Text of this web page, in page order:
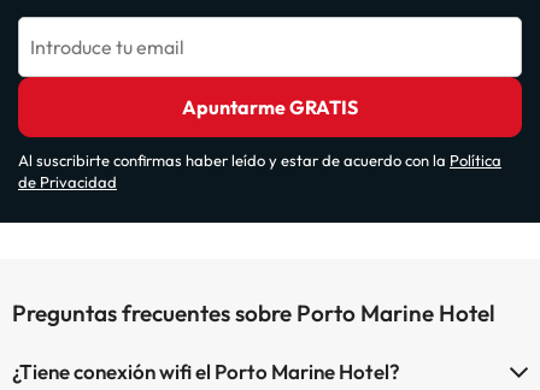
Introduce tu email
Apuntarme GRATIS
Al suscribirte confirmas haber leído y estar de acuerdo con la Política
de Privacidad
Preguntas frecuentes sobre Porto Marine Hotel
¿Tiene conexión wifi el Porto Marine Hotel?